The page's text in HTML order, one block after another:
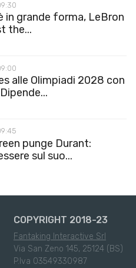
in grande forma, LeBron
the...
alle Olimpiadi 2028 con
punge Durant:
sul suo...
COPYRIGHT 2018-23
Fantaking Interactive Srl
Via San Zeno 145, 25124 (BS)
P.Iva 03549330987